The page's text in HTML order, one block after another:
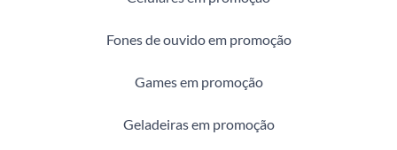
Fones de ouvido em promoção
Games em promoção
Geladeiras em promoção